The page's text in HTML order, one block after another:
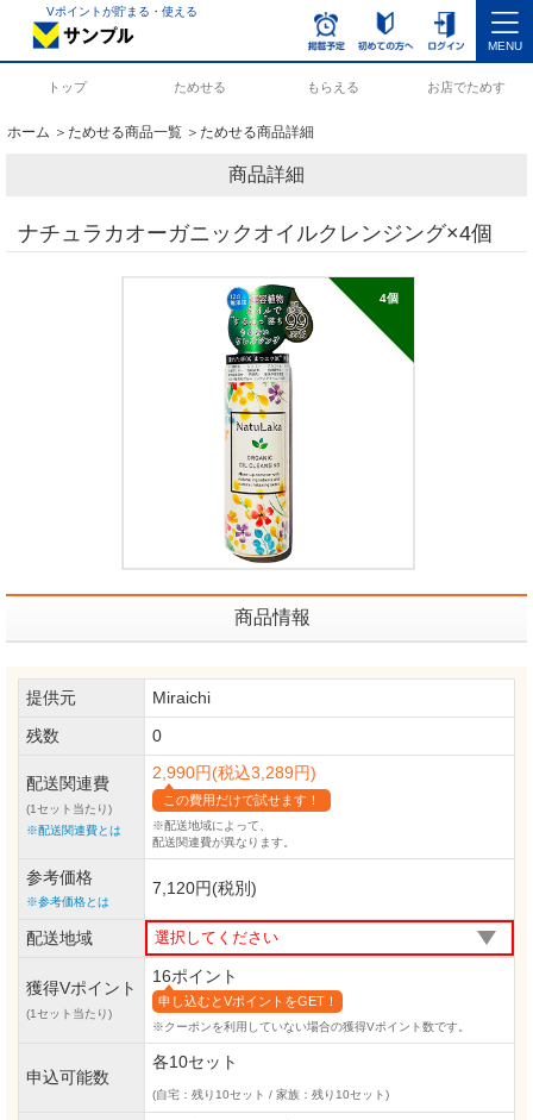
Vポイントが貯まる・使える
MENU
トップ ためせる もらえる お店でためす
ホーム ＞ためせる商品一覧 ＞ためせる商品詳細
商品詳細
ナチュラカオーガニックオイルクレンジング×4個
4個
商品情報
提供元
Miraichi
残数
0
配送関連費
(1セット当たり)
※配送関連費とは
2,990円(税込3,289円)
この費用だけで試せます！
※配送地域によって、
配送関連費が異なります。
参考価格
※参考価格とは
7,120円(税別)
配送地域
獲得Vポイント
(1セット当たり)
16ポイント
申し込むとVポイントをGET！
※クーポンを利用していない場合の獲得Vポイント数です。
申込可能数
各10セット
(自宅：残り10セット / 家族：残り10セット)